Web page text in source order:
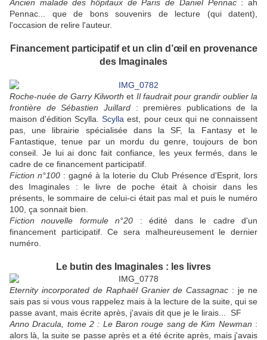
Ancien malade des hôpitaux de Paris de Daniel Pennac: ah
Pennac... que de bons souvenirs de lecture (qui datent),
l'occasion de relire l'auteur.
Financement participatif et un clin d’œil en provenance
des Imaginales
Roche-nuée de Garry Kilworth et Il faudrait pour grandir oublier la
frontière de Sébastien Juillard: premières publications de la
maison d'édition Scylla.Scyllaest, pour ceux qui ne connaissent
pas, une librairie spécialisée dans la SF, la Fantasy et le
Fantastique, tenue par un mordu du genre, toujours de bon
conseil. Je lui ai donc fait confiance, les yeux fermés, dans le
cadre de ce financement participatif.
Fiction n°100 : gagné à la loterie du Club Présence d'Esprit, lors
des Imaginales : le livre de poche était à choisir dans les
présents, le sommaire de celui-ci était pas mal et puis le numéro
100, ça sonnait bien.
Fiction nouvelle formule n°20 : édité dans le cadre d'un
financement participatif. Ce sera malheureusement le dernier
numéro.
Le butin des Imaginales : les livres
Eternity incorporated de Raphaël Granier de Cassagnac : je ne
sais pas si vous vous rappelez mais à la lecture de la suite, qui se
passe avant, mais écrite après, j'avais dit que je le lirais... SF
Anno Dracula, tome 2 : Le Baron rouge sang de Kim Newman :
alors là, la suite se passe après et a été écrite après, mais j'avais